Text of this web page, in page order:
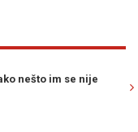
Iran potvrdio da je
došlo do preokreta u